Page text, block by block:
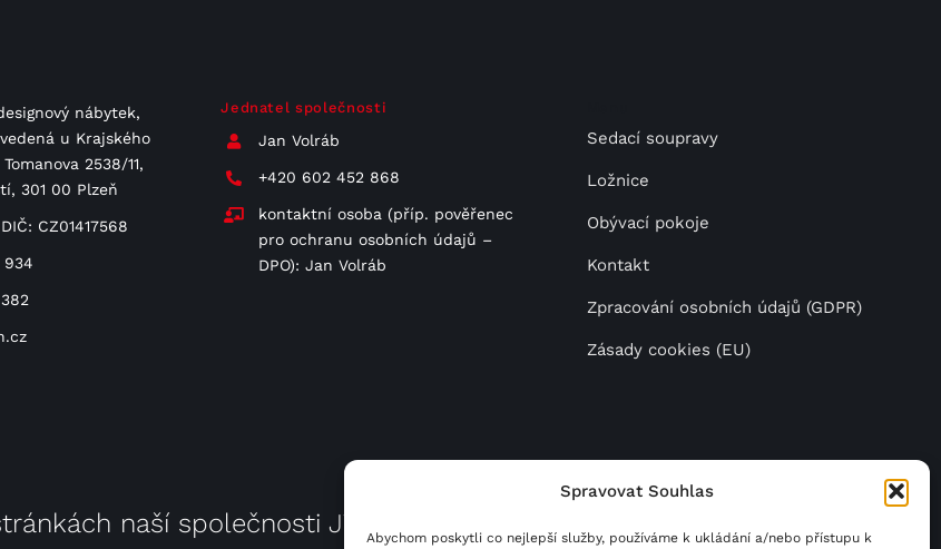
Spravovat Souhlas
Abychom poskytli co nejlepší služby, používáme k ukládání a/nebo přístupu k
nábytek,
u Krajského
2538/11,
301 00 Plzeň
CZ01417568
934
Jednatel společnosti
Jan Volráb
+420 602 452 868
kontaktní osoba (příp. pověřenec
pro ochranu osobních údajů –
DPO): Jan Volráb
Sedací soupravy
Ložnice
Obývací pokoje
Kontakt
Zpracování osobních údajů (GDPR)
Zásady cookies (EU)
naší společnosti JV Pohoda